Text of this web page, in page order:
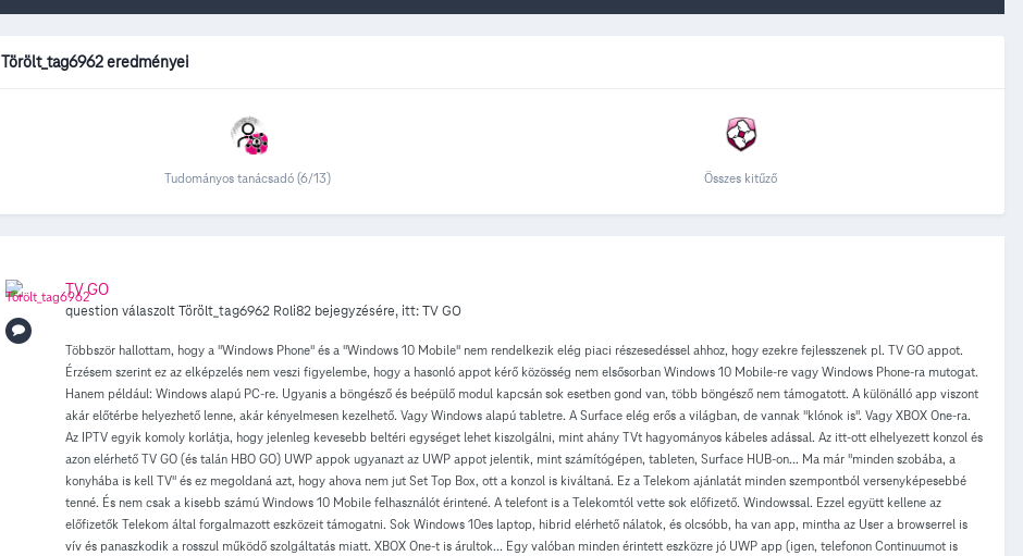
Törölt_tag6962 eredményei
Tudományos tanácsadó (6/13) Összes kitűző
TV GO
question válaszoltTörölt_tag6962 Roli82 bejegyzésére, itt:TV GO
Többször hallottam, hogy a "Windows Phone" és a "Windows 10 Mobile" nem rendelkezik elég piaci részesedéssel ahhoz, hogy ezekre fejlesszenek pl. TV GO appot.
Érzésem szerint ez az elképzelés nem veszi figyelembe, hogy a hasonló appot kérő közösség nem elsősorban Windows 10 Mobile-re vagy Windows Phone-ra mutogat.
Hanem például: Windows alapú PC-re. Ugyanis a böngésző és beépülő modul kapcsán sok esetben gond van, több böngésző nem támogatott. A különálló app viszont
akár előtérbe helyezhető lenne, akár kényelmesen kezelhető. Vagy Windows alapú tabletre. A Surface elég erős a világban, de vannak "klónok is". Vagy XBOX One-ra.
Az IPTV egyik komoly korlátja, hogy jelenleg kevesebb beltéri egységet lehet kiszolgálni, mint ahány TVt hagyományos kábeles adással. Az itt-ott elhelyezett konzol és
azon elérhető TV GO (és talán HBO GO) UWP appok ugyanazt az UWP appot jelentik, mint számítógépen, tableten, Surface HUB-on... Ma már "minden szobába, a
konyhába is kell TV" és ez megoldaná azt, hogy ahova nem jut Set Top Box, ott a konzol is kiváltaná. Ez a Telekom ajánlatát minden szempontból versenyképesebbé
tenné. És nem csak a kisebb számú Windows 10 Mobile felhasználót érintené. A telefont is a Telekomtól vette sok előfizető. Windowssal. Ezzel együtt kellene az
előfizetők Telekom által forgalmazott eszközeit támogatni. Sok Windows 10es laptop, hibrid elérhető nálatok, és olcsóbb, ha van app, mintha az User a browserrel is
vív és panaszkodik a rosszul működő szolgáltatás miatt. XBOX One-t is árultok... Egy valóban minden érintett eszközre jó UWP app (igen, telefonon Continuumot is